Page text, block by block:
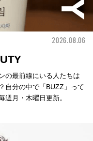
2026.08.06
の最前線にいる人たちは
自分の中で「BUZZ」って
週月・木曜日更新。